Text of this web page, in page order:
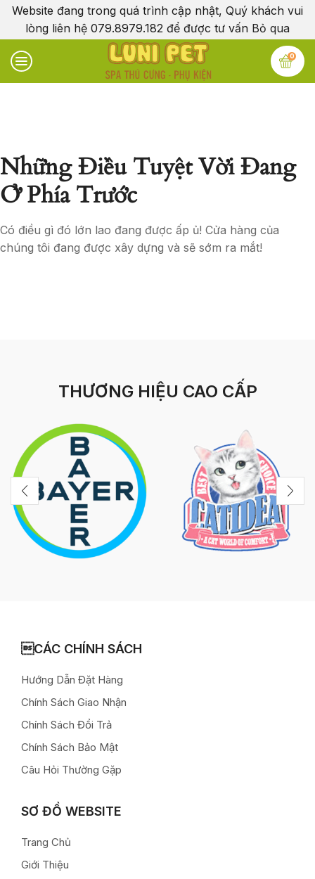
Website đang trong quá trình cập nhật, Quý khách vui
lòng liên hệ 079.8979.182 để được tư vấn Bỏ qua
0
Những Điều Tuyệt Vời Đang
Ở Phía Trước
Có điều gì đó lớn lao đang được ấp ủ! Cửa hàng của
chúng tôi đang được xây dựng và sẽ sớm ra mắt!
THƯƠNG HIỆU CAO CẤP
CÁC CHÍNH SÁCH
Hướng Dẫn Đặt Hàng
Chính Sách Giao Nhận
Chính Sách Đổi Trả
Chính Sách Bảo Mật
Câu Hỏi Thường Gặp
SƠ ĐỒ WEBSITE
Trang Chủ
Giới Thiệu